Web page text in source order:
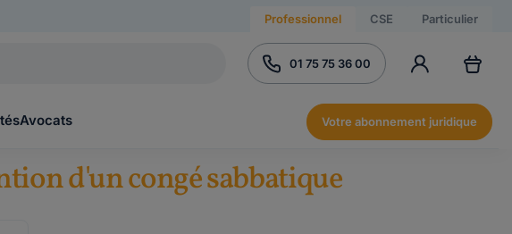
Professionnel CSE Particulier
01 75 75 36 00
Avocats Votre abonnement juridique
d'un congé sabbatique